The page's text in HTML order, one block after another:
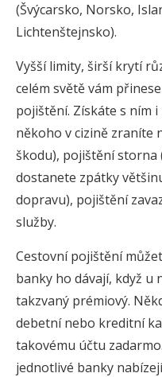
(Švýcarsko, Norsko,
Lichtenštejnsko).
Vyšší limity, širší krytí
celém světě vám
pojištění. Získáte s ním
někoho v cizině zraníte
škodu), pojištění storna
dostanete zpátky
dopravu), pojištění
služby.
Cestovní pojištění
banky ho dávají, když u
takzvaný prémiový.
debetní nebo kreditní
takovému účtu
jednotlivé banky